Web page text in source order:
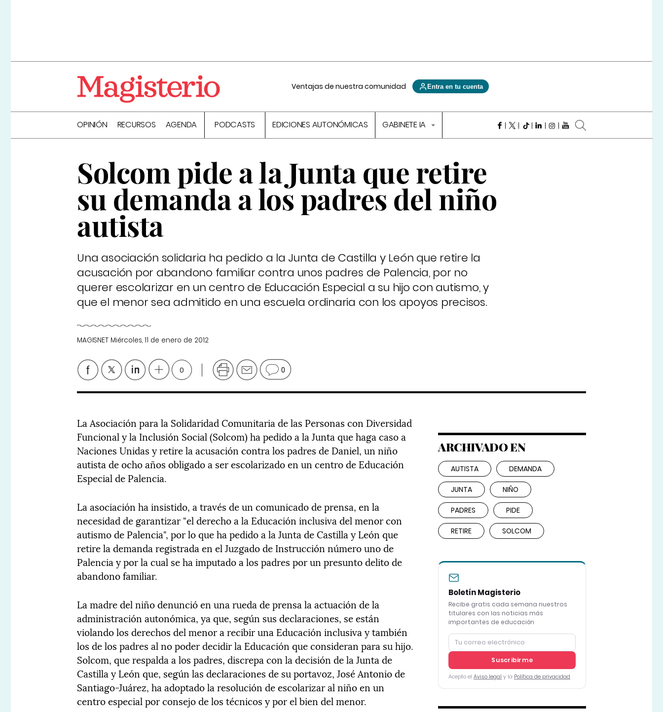
Ventajas de nuestra comunidad Entra en tu cuenta
OPINIÓN RECURSOS AGENDA PODCASTS EDICIONES AUTONÓMICAS GABINETE IA
Solcom pide a la Junta que retire
su demanda a los padres del niño
autista
Una asociación solidaria ha pedido a la Junta de Castilla y León que retire la
acusación por abandono familiar contra unos padres de Palencia, por no
querer escolarizar en un centro de Educación Especial a su hijo con autismo, y
que el menor sea admitido en una escuela ordinaria con los apoyos precisos.
MAGISNET Miércoles, 11 de enero de 2012
0 0
La Asociación para la Solidaridad Comunitaria de las Personas con Diversidad
Funcional y la Inclusión Social (Solcom) ha pedido a la Junta que haga caso a
Naciones Unidas y retire la acusación contra los padres de Daniel, un niño
autista de ocho años obligado a ser escolarizado en un centro de Educación
Especial de Palencia.
La asociación ha insistido, a través de un comunicado de prensa, en la
necesidad de garantizar "el derecho a la Educación inclusiva del menor con
autismo de Palencia", por lo que ha pedido a la Junta de Castilla y León que
retire la demanda registrada en el Juzgado de Instrucción número uno de
Palencia y por la cual se ha imputado a los padres por un presunto delito de
abandono familiar.
La madre del niño denunció en una rueda de prensa la actuación de la
administración autonómica, ya que, según sus declaraciones, se están
violando los derechos del menor a recibir una Educación inclusiva y también
los de los padres al no poder decidir la Educación que consideran para su hijo.
Solcom, que respalda a los padres, discrepa con la decisión de la Junta de
Castilla y León que, según las declaraciones de su portavoz, José Antonio de
Santiago-Juárez, ha adoptado la resolución de escolarizar al niño en un
centro especial por consejo de los técnicos y por el bien del menor.
ARCHIVADO EN
AUTISTA DEMANDA
JUNTA NIÑO
PADRES PIDE
RETIRE SOLCOM
Boletín Magisterio
Recibe gratis cada semana nuestros
titulares con las noticias más
importantes de educación
Suscribirme
Acepto el Aviso legal y la Política de privacidad